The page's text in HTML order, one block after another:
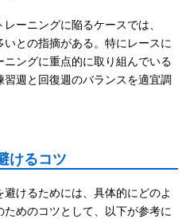
ーニングに陥るケースでは、
いとの指摘がある。特にレースに
ングに重点的に取り組んでいる
週と回復週のバランスを適宜調
けるコツ
けるためには、具体的にどのよ
めのコツとして、以下が参考に